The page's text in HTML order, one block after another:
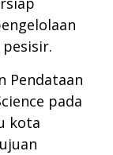
Pendataan
pada
kota